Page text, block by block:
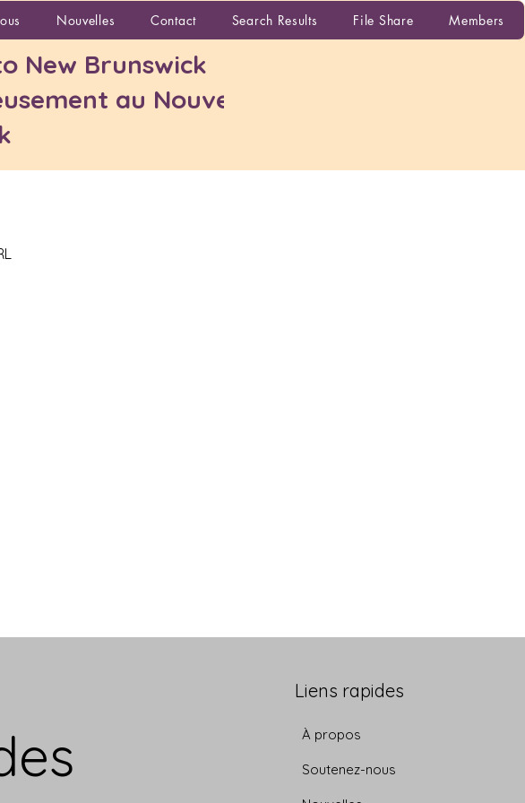
Program More
New Brunswick
au Nouveau-
Nouvelles Contact Search Results File Share Members
Liens rapides
À propos
Soutenez-nous